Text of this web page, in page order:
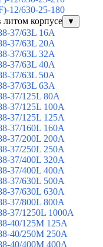
12/630-25-180
корпусе
▼
37/63L 16A
37/63L 20A
37/63L 32A
37/63L 40A
37/63L 50A
37/63L 63A
37/125L 80A
37/125L 100A
37/125L 125A
37/160L 160A
37/200L 200A
37/250L 250A
37/400L 320A
37/400L 400A
37/630L 500A
37/630L 630A
37/800L 800A
37/1250L 1000A
40/125M 125A
40/250M 250A
40/400M 400A